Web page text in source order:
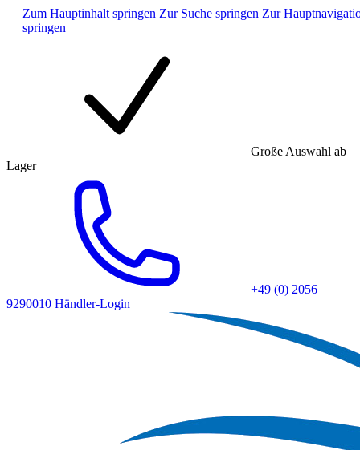
Zum Hauptinhalt springen Zur Suche springen Zur
springen
Große Auswahl ab
Lager
+49 (0) 2056
9290010 Händler-Login